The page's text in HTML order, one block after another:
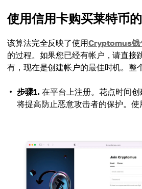
使用信用卡购买莱特币
该算法完全反映了使用Cryptomus钱
的过程。如果您已经有帐户，请直接
有，现在是创建帐户的最佳时机。整
步骤1. 在平台上注册。花点时间
将提高防止恶意攻击者的保护。使